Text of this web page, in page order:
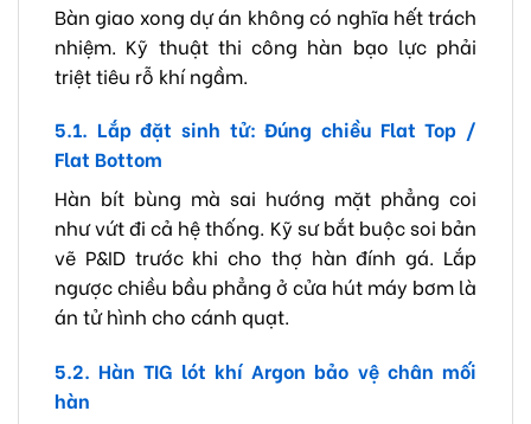
Bàn giao xong dự án không có nghĩa hết trách
nhiệm. Kỹ thuật thi công hàn bạo lực phải
triệt tiêu rỗ khí ngầm.
5.1. Lắp đặt sinh tử: Đúng chiều Flat Top /
Flat Bottom
Hàn bít bùng mà sai hướng mặt phẳng coi
như vứt đi cả hệ thống. Kỹ sư bắt buộc soi bản
vẽ P&ID trước khi cho thợ hàn đính gá. Lắp
ngược chiều bầu phẳng ở cửa hút máy bơm là
án tử hình cho cánh quạt.
5.2. Hàn TIG lót khí Argon bảo vệ chân mối
hàn